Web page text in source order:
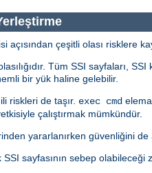
açısından çeşitli olası risklere
Tüm SSI sayfaları,
bir yük haline gelebilir.
riskleri de taşır. exec cmd
çalıştırmak mümkündür.
yararlanırken güvenliğini de
sayfasının sebep olabileceği